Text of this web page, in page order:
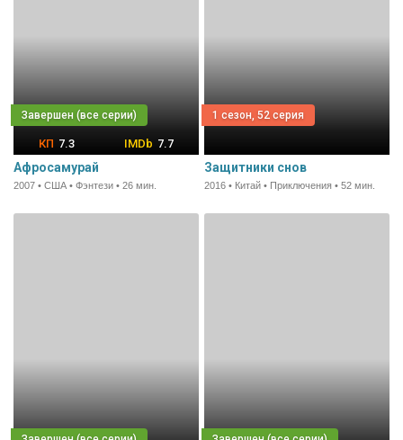
7.3 7.7
Афросамурай
2007 • США • Фэнтези • 26 мин.
1 сезон, 52 серия
Защитники снов
2016 • Китай • Приключения • 52 мин.